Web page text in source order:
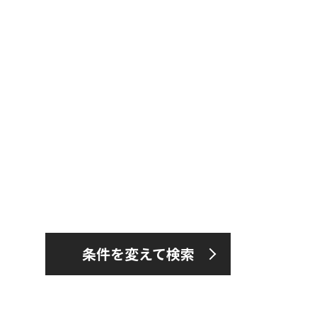
条件を変えて検索